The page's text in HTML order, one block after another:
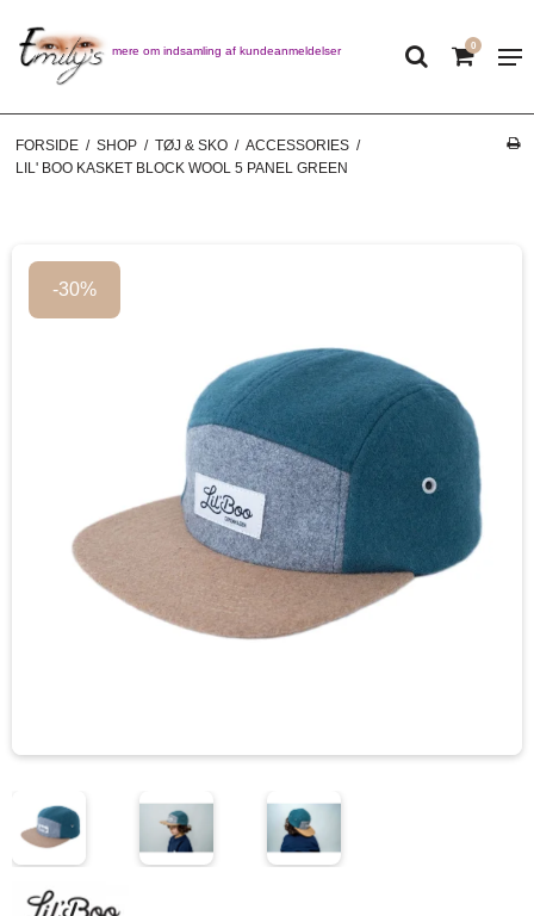
Læs mere om indsamling af kundeanmeldelser 0
FORSIDE / SHOP / TØJ & SKO / ACCESSORIES /
LIL' BOO KASKET BLOCK WOOL 5 PANEL GREEN
-30%